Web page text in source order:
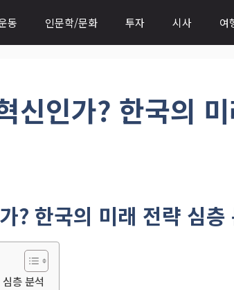
동 인문학/문화 투자 시사 여
신인가? 한국의
? 한국의 미래 전략 심층
층 분석